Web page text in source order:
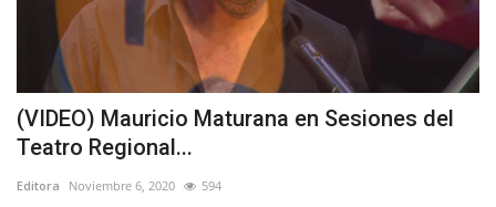
Deporte
Política
Espectáculos
(VIDEO) Mauricio Maturana en Sesiones del
Teatro Regional...
Editora Noviembre 6, 2020 594